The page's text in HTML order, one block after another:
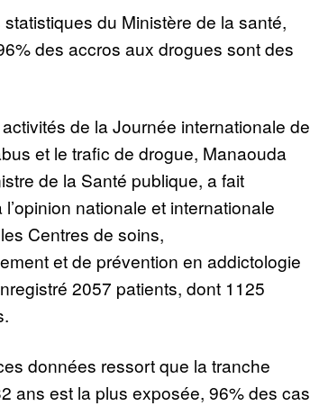
du Ministère de la santé,
des accros aux drogues sont des
de la Journée internationale de
et le trafic de drogue, Manaouda
de la Santé publique, a fait
nationale et internationale
Centres de soins,
et de prévention en addictologie
2057 patients, dont 1125
données ressort que la tranche
ans est la plus exposée, 96% des cas